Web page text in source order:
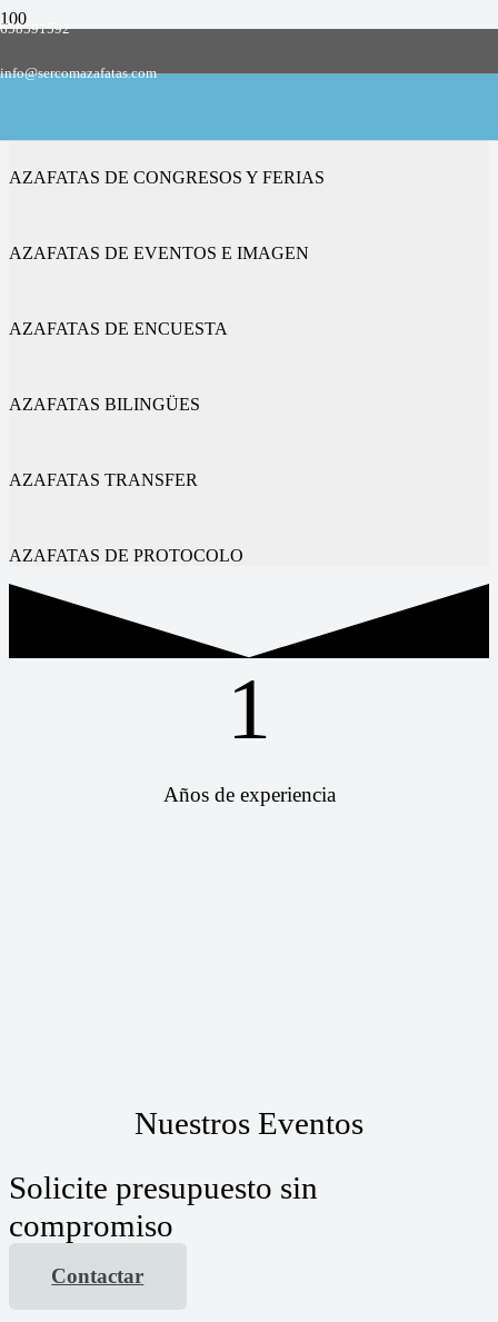
658591592
info@sercomazafatas.com
AZAFATAS DE CONGRESOS Y FERIAS
AZAFATAS DE EVENTOS E IMAGEN
AZAFATAS DE ENCUESTA
AZAFATAS BILINGÜES
AZAFATAS TRANSFER
AZAFATAS DE PROTOCOLO
1
Años de experiencia
Nuestros Eventos
Solicite presupuesto sin
compromiso
Contactar